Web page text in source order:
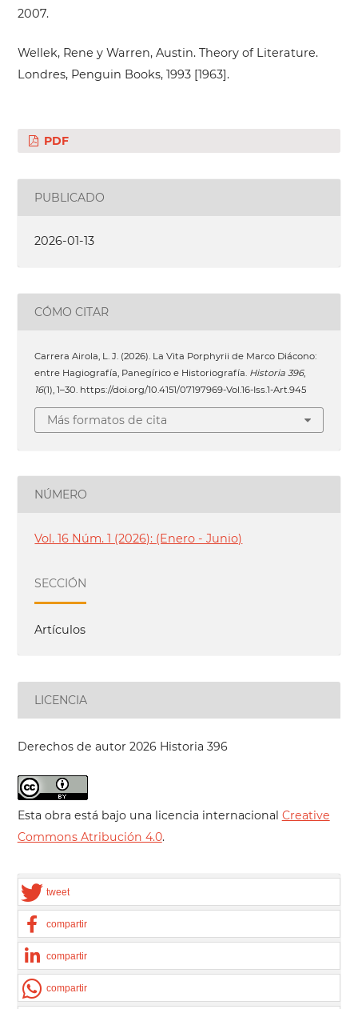
2007.
Wellek, Rene y Warren, Austin. Theory of Literature.
Londres, Penguin Books, 1993 [1963].
PDF
PUBLICADO
2026-01-13
CÓMO CITAR
Carrera Airola, L. J. (2026). La Vita Porphyrii de Marco Diácono:
entre Hagiografía, Panegírico e Historiografía. Historia 396,
16(1), 1–30. https://doi.org/10.4151/07197969-Vol.16-Iss.1-Art.945
Más formatos de cita
NÚMERO
Vol. 16 Núm. 1 (2026): (Enero - Junio)
SECCIÓN
Artículos
LICENCIA
Derechos de autor 2026 Historia 396
Esta obra está bajo una licencia internacional Creative
Commons Atribución 4.0.
tweet
compartir
compartir
compartir